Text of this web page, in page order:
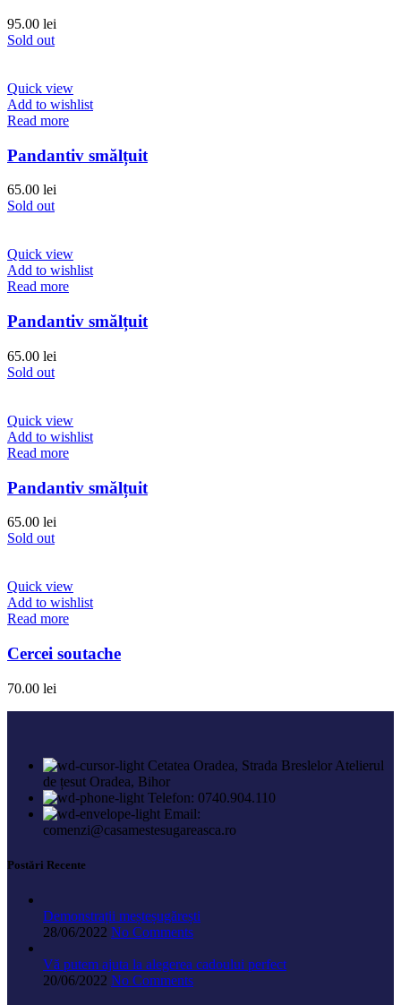
95.00 lei
Sold out
Quick view
Add to wishlist
Read more
Pandantiv smălțuit
65.00 lei
Sold out
Quick view
Add to wishlist
Read more
Pandantiv smălțuit
65.00 lei
Sold out
Quick view
Add to wishlist
Read more
Pandantiv smălțuit
65.00 lei
Sold out
Quick view
Add to wishlist
Read more
Cercei soutache
70.00 lei
Cetatea Oradea, Strada Breslelor Atelierul
de țesut Oradea, Bihor
Telefon: 0740.904.110
Email:
comenzi@casamestesugareasca.ro
Postări Recente
Demonstrații meșteșugărești
28/06/2022 No Comments
Vă putem ajuta la alegerea cadoului perfect
20/06/2022 No Comments